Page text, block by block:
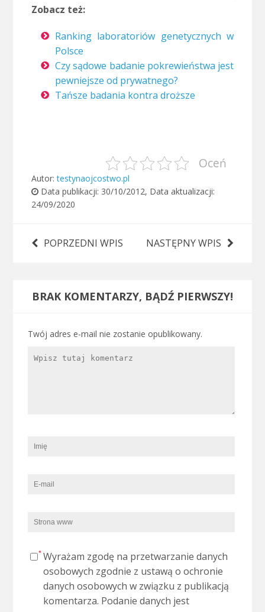
Zobacz też:
Ranking laboratoriów genetycznych w
Polsce
Czy sądowe badanie pokrewieństwa jest
pewniejsze od prywatnego?
Tańsze badania kontra droższe
Oceń
Autor:testynaojcostwo.pl
Data publikacji: 30/10/2012, Data aktualizacji:
24/09/2020
POPRZEDNI WPIS NASTĘPNY WPIS
BRAK KOMENTARZY, BĄDŹ PIERWSZY!
Twój adres e-mail nie zostanie opublikowany.
Wyrażam zgodę na przetwarzanie danych
osobowych zgodnie z ustawą o ochronie
danych osobowych w związku z publikacją
komentarza. Podanie danych jest